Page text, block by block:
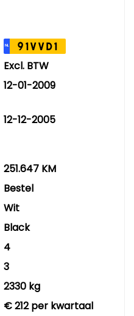
NL 91VVD1
Excl. BTW
12-01-2009
12-12-2005
251.647 KM
Bestel
Wit
Black
4
3
2330 kg
€ 212 per kwartaal